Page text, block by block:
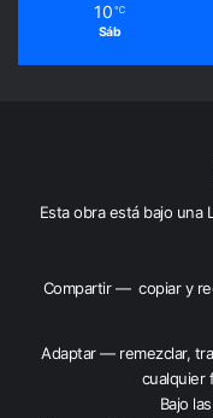
10 ℃
Sáb
Esta obra está bajo una
Compartir — copiar y
Adaptar — remezclar,
cualquier
Bajo